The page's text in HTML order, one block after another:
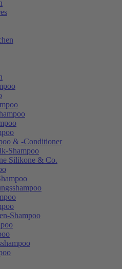
& -Conditioner
Shampoo
Silikone & Co.
Shampoo